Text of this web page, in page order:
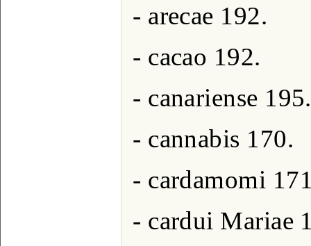
- arecae 192.
- cacao 192.
- canariense 195.
- cannabis 170.
- cardamomi
- cardui Mariae